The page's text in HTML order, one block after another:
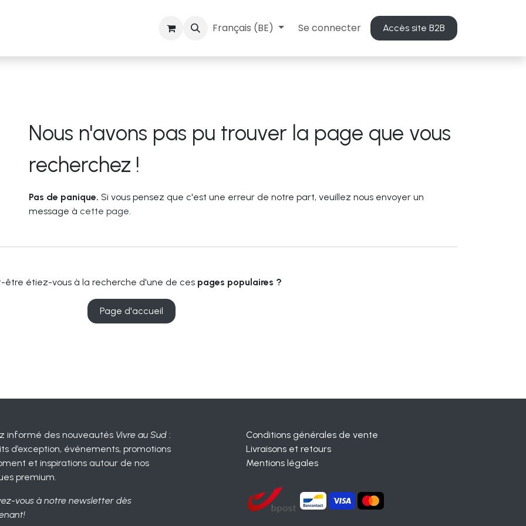
Blog Français (BE) Se connecter Accès site B2B
Erreur 404
Nous n'avons pas pu trouver la page que vous
recherchez !
Pas de panique. Si vous pensez que c'est une erreur de notre part, veuillez nous envoyer un
message à cette page.
être étiez-vous à la recherche d'une de ces pages populaires ?
Page d'accueil
Conditions générales de vente
Livraisons et retours
Mentions légales
informé des nouveautés Vivre au Sud:
d’exception, événements, promotions
et inspirations autour de nos
premium.
vous à notre newsletter dès